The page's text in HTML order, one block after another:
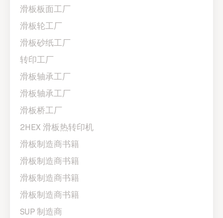
滑板板面工厂
滑板轮工厂
滑板砂纸工厂
转印工厂
滑板轴承工厂
滑板轴承工厂
滑板桥工厂
2HEX 滑板热转印机
滑板制造商书籍
滑板制造商书籍
滑板制造商书籍
滑板制造商书籍
SUP 制造商